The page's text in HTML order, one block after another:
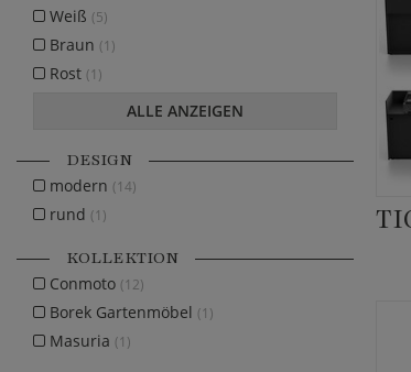
Weiß (5)
Braun (1)
Rost (1)
ALLE ANZEIGEN
DESIGN
modern (14)
rund (1)
KOLLEKTION
Conmoto (12)
Borek Gartenmöbel (1)
Masuria (1)